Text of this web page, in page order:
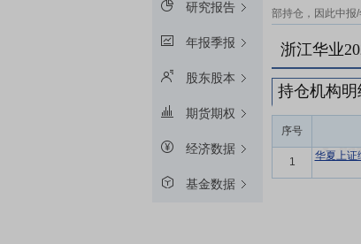
研究报告
年报季报
股东股本
期货期权
经济数据
基金数据
部持仓，因此中报/
浙江华业
持仓机构明
序号
1
华夏上证